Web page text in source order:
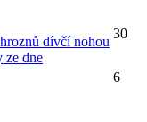
dívčí nohou
ze dne
30
6